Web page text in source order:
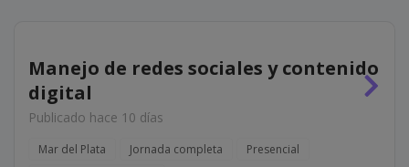
Manejo de redes sociales y contenido
digital
Publicado hace 10 días
Mar del Plata Jornada completa
Presencial